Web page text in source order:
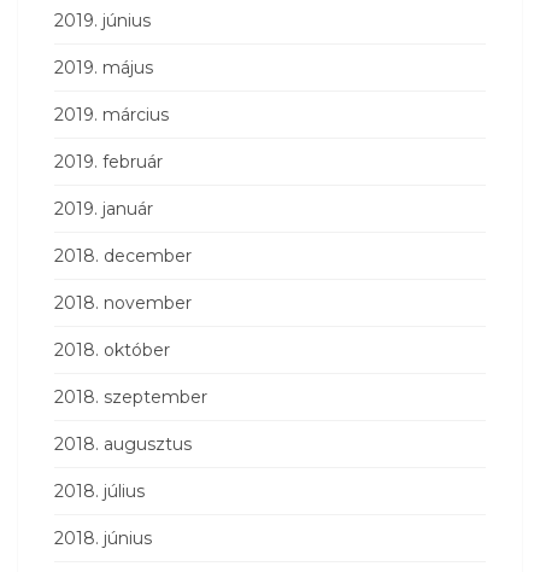
2019. június
2019. május
2019. március
2019. február
2019. január
2018. december
2018. november
2018. október
2018. szeptember
2018. augusztus
2018. július
2018. június